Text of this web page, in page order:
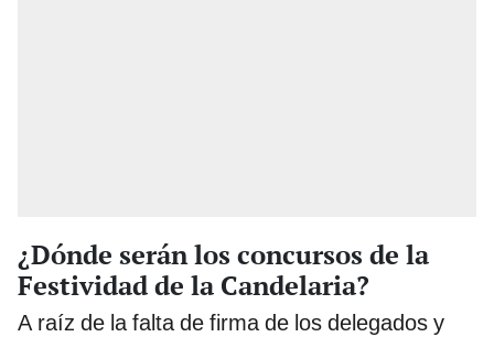
¿Dónde serán los concursos de la
Festividad de la Candelaria?
A raíz de la falta de firma de los delegados y